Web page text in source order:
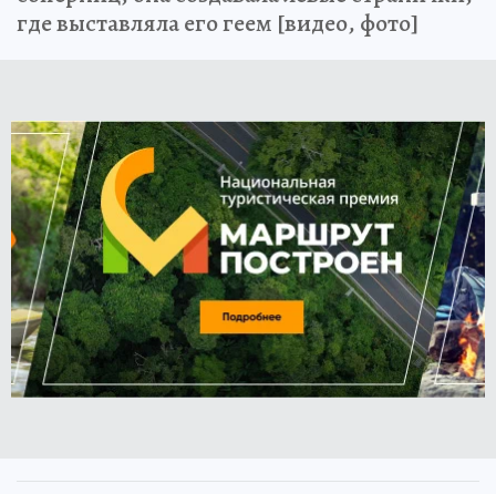
где выставляла его геем [видео, фото]